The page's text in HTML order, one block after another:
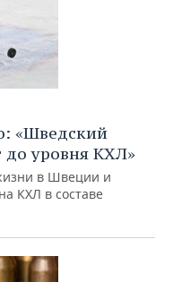
«Шведский
до уровня КХЛ»
в Швеции и
КХЛ в составе